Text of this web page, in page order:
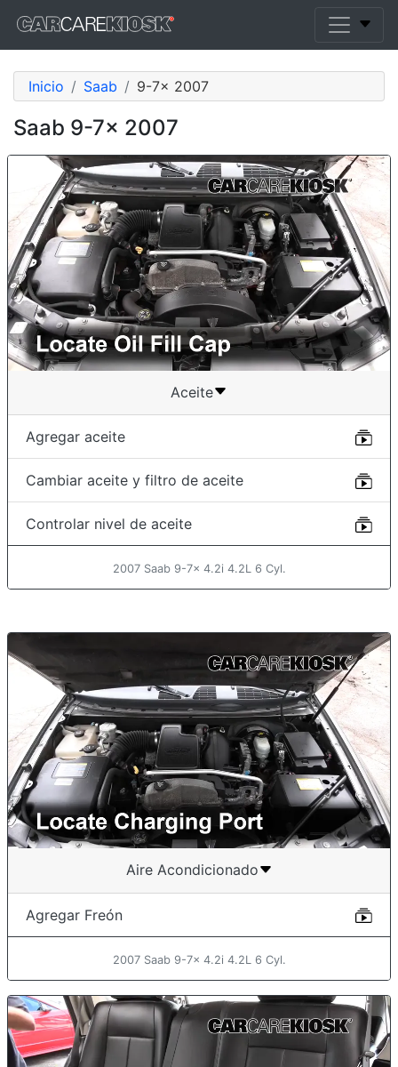
Inicio Saab 9-7x 2007
Saab 9-7x 2007
Aceite
Agregar aceite
Cambiar aceite y filtro de aceite
Controlar nivel de aceite
2007 Saab 9-7x 4.2i 4.2L 6 Cyl.
Aire Acondicionado
Agregar Freón
2007 Saab 9-7x 4.2i 4.2L 6 Cyl.